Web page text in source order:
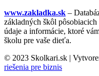
www.zakladka.sk –
základných škôl
údaje a informácie, ktoré
školu pre vaše dieťa.
© 2023 Skolkari.sk |
riešenia pre biznis